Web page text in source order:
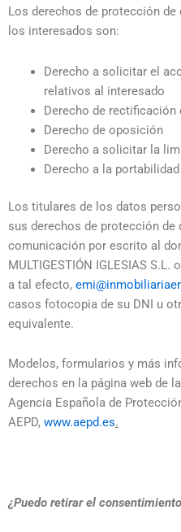
Los derechos de protección
los interesados son:
Derecho a solicitar el
relativos al interesado
Derecho de rectificación
Derecho de oposición
Derecho a solicitar la
Derecho a la
Los titulares de los datos
sus derechos de protección
comunicación por escrito al
MULTIGESTIÓN IGLESIAS
a tal efecto,
casos fotocopia de su DNI u
equivalente.
Modelos, formularios y más
derechos en la página web de
Agencia Española de
AEPD, www.aepd.es.
¿Puedo retirar el